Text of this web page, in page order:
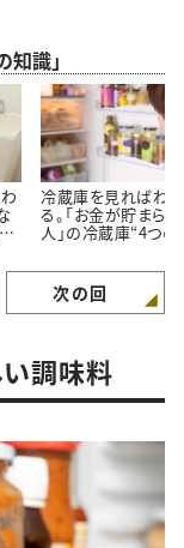
識」
冷蔵庫を見ればわか
る。「お金が貯まら
人」の冷蔵庫“4つの
次の回
い調味料